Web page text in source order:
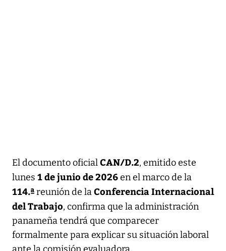
El documento oficialCAN/D.2, emitido este
lunes 1 de junio de 2026en el marco de la
114.ªreunión de laConferencia Internacional
del Trabajo, confirma que la administración
panameña tendrá que comparecer
formalmente para explicar su situación laboral
ante la comisión evaluadora.